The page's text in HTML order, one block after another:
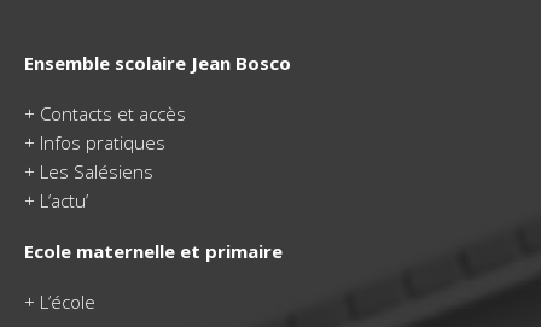
Ensemble scolaire Jean Bosco
+ Contacts et accès
+ Infos pratiques
+ Les Salésiens
+ L’actu’
Ecole maternelle et primaire
+ L’école